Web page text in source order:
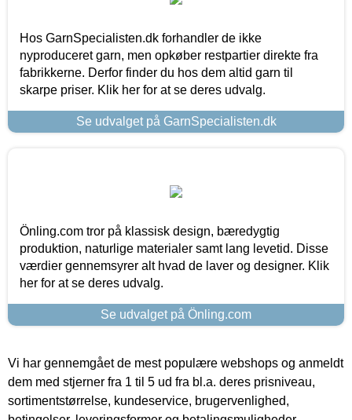
Hos GarnSpecialisten.dk forhandler de ikke
nyproduceret garn, men opkøber restpartier direkte fra
fabrikkerne. Derfor finder du hos dem altid garn til
skarpe priser. Klik her for at se deres udvalg.
Se udvalget på GarnSpecialisten.dk
Önling.com tror på klassisk design, bæredygtig
produktion, naturlige materialer samt lang levetid. Disse
værdier gennemsyrer alt hvad de laver og designer. Klik
her for at se deres udvalg.
Se udvalget på Önling.com
Vi har gennemgået de mest populære webshops og anmeldt
dem med stjerner fra 1 til 5 ud fra bl.a. deres prisniveau,
sortimentstørrelse, kundeservice, brugervenlighed,